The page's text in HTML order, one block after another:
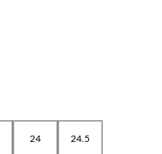
24 24.5